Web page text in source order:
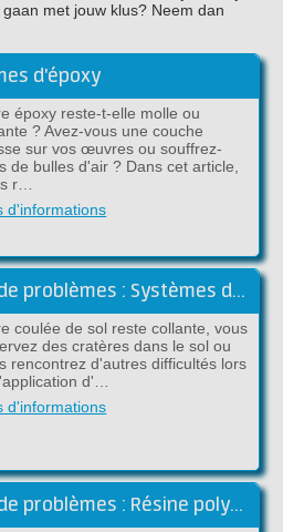
met jouw klus? Neem dan
d'époxy
époxy reste-t-elle molle ou
? Avez-vous une couche
sur vos œuvres ou souffrez-
de bulles d'air ? Dans cet article,
r…
d'informations
Guide de résolution de problèmes : Systèmes de revêtement de sol
coulée de sol reste collante, vous
des cratères dans le sol ou
rencontrez d'autres difficultés lors
d'…
d'informations
Guide de résolution de problèmes : Résine polyester